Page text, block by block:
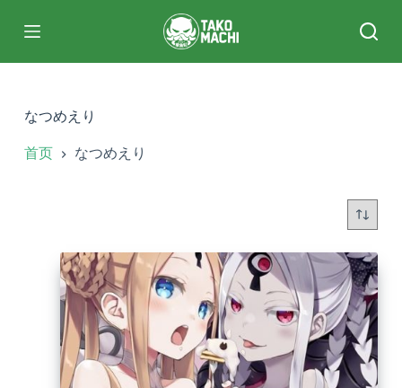
过
なつめえり
首页 なつめえり